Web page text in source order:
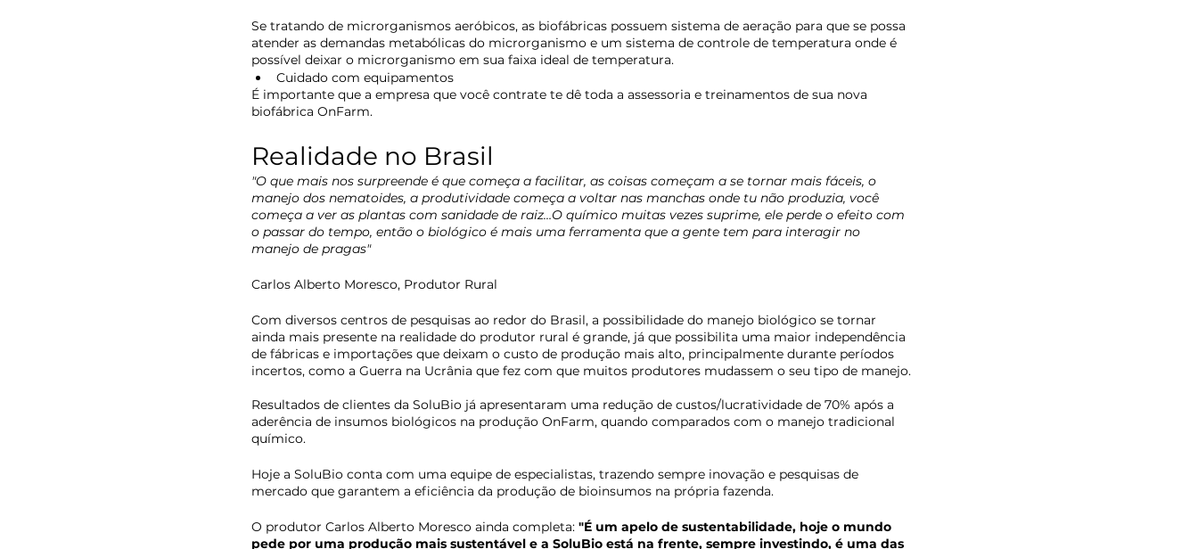
Se tratando de microrganismos aeróbicos, as biofábricas possuem sistema de aeração para que se possa
atender as demandas metabólicas do microrganismo e um sistema de controle de temperatura onde é
possível deixar o microrganismo em sua faixa ideal de temperatura.
Cuidado com equipamentos
É importante que a empresa que você contrate te dê toda a assessoria e treinamentos de sua nova
biofábrica OnFarm.
Realidade no Brasil
"O que mais nos surpreende é que começa a facilitar, as coisas começam a se tornar mais fáceis, o
manejo dos nematoides, a produtividade começa a voltar nas manchas onde tu não produzia, você
começa a ver as plantas com sanidade de raiz…O químico muitas vezes suprime, ele perde o efeito com
o passar do tempo, então o biológico é mais uma ferramenta que a gente tem para interagir no
manejo de pragas"
Carlos Alberto Moresco, Produtor Rural
Com diversos centros de pesquisas ao redor do Brasil, a possibilidade do manejo biológico se tornar
ainda mais presente na realidade do produtor rural é grande, já que possibilita uma maior independência
de fábricas e importações que deixam o custo de produção mais alto, principalmente durante períodos
incertos, como a Guerra na Ucrânia que fez com que muitos produtores mudassem o seu tipo de manejo.
Resultados de clientes da SoluBio já apresentaram uma redução de custos/lucratividade de 70% após a
aderência de insumos biológicos na produção OnFarm, quando comparados com o manejo tradicional
químico.
Hoje a SoluBio conta com uma equipe de especialistas, trazendo sempre inovação e pesquisas de
mercado que garantem a eficiência da produção de bioinsumos na própria fazenda.
O produtor Carlos Alberto Moresco ainda completa: "É um apelo de sustentabilidade, hoje o mundo
pede por uma produção mais sustentável e a SoluBio está na frente, sempre investindo, é uma das